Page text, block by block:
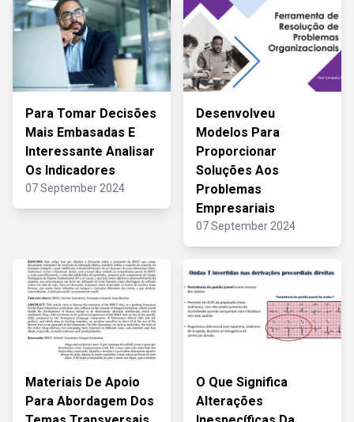
Para Tomar Decisões
Mais Embasadas E
Interessante Analisar
Os Indicadores
07 September 2024
Desenvolveu
Modelos Para
Proporcionar
Soluções Aos
Problemas
Empresariais
07 September 2024
Materiais De Apoio
Para Abordagem Dos
O Que Significa
Alterações